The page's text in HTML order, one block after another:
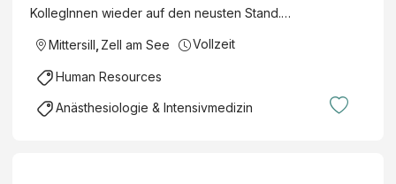
KollegInnen wieder auf den neusten Stand.…
Mittersill Zell am See Vollzeit
Human Resources
Anästhesiologie & Intensivmedizin